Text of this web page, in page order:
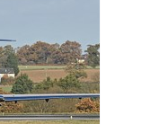
24x7
cab (tipici taxi
sebbene ne